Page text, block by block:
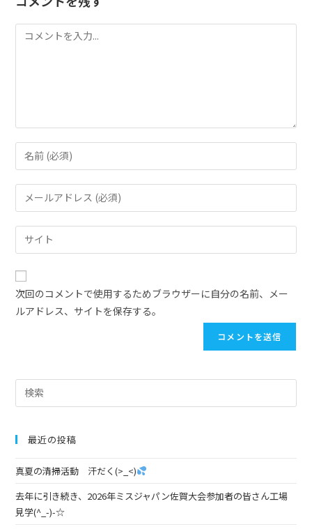
次回のコメントで使用するためブラウザーに自分の名前、メー
ルアドレス、サイトを保存する。
最近の投稿
真夏の清掃活動 汗だく(>_<)
去年に引き続き、2026年ミスジャパン佐賀大会参加者の皆さん工場
見学(^_-)-☆